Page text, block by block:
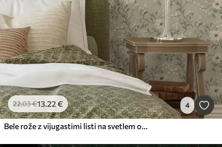
22.03€13.22 € 4
Bele rože z vijugastimi listi na svetlem ozadju